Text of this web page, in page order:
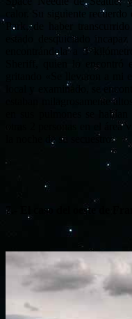
Su siguiente
Park, de haber
estado desquiciado
encontrándola a 3
Sheriff, quien lo encontró
local y examinado, se
estaban milagrosamente
en sus pulmones se
otras 2 personas en el área
la noche de su secuestro.
7.- El caso del oeste de